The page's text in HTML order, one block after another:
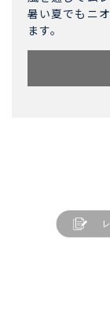
暑い夏でもニ
ます。